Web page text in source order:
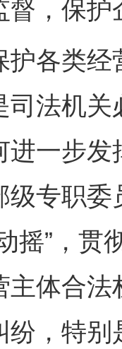
，保护
类经
司法机
进一步
级专职
摇”，
主体合
纷，特